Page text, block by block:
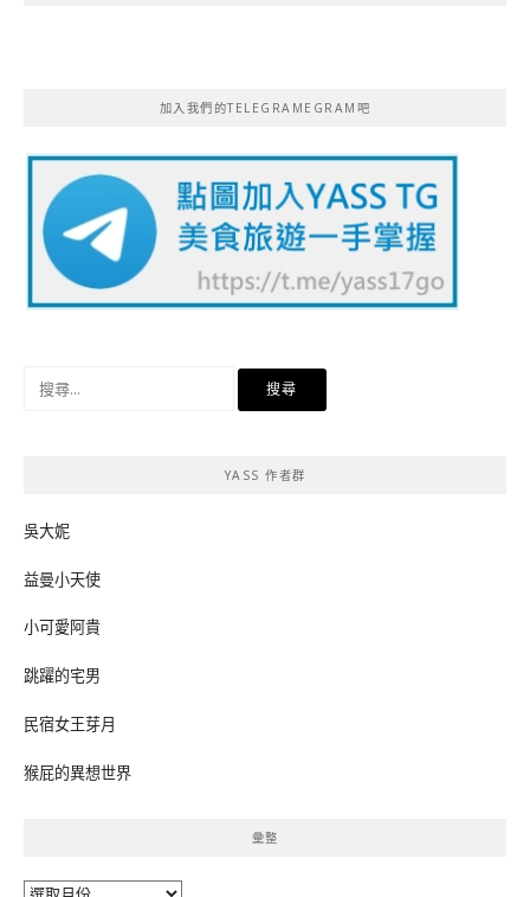
加入我們的TELEGRAMEGRAM吧
YASS 作者群
吳大妮
益曼小天使
小可愛阿貴
跳躍的宅男
民宿女王芽月
猴屁的異想世界
彙整
彙